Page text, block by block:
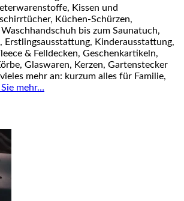
Kissen und
Küchen-Schürzen,
bis zum Saunatuch,
Kinderausstattung,
& Felldecken, Geschenkartikeln,
Glaswaren, Kerzen, Gartenstecker
mehr an: kurzum alles für Familie,
Sie mehr…